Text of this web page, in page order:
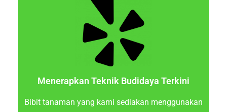
Menerapkan Teknik Budidaya Terkini
Bibit tanaman yang kami sediakan menggunakan